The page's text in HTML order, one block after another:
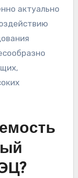
актуально